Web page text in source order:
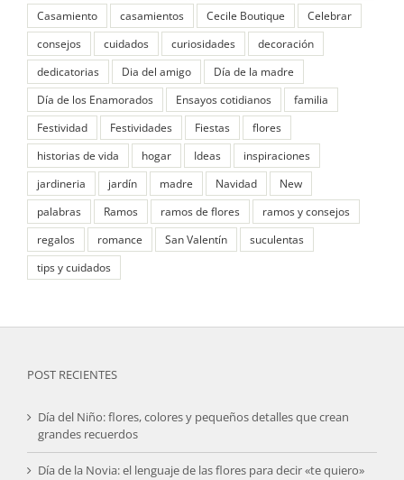
Casamiento
casamientos Cecile Boutique
Celebrar
consejos
cuidados curiosidades
decoración
dedicatorias
Dia del amigo
Día de la madre
Día de los Enamorados
Ensayos cotidianos
familia
Festividad
Festividades Fiestas
flores
historias de vida
hogar Ideas
inspiraciones
jardineria
jardín madre Navidad
New
palabras
Ramos ramos de flores
ramos y consejos
regalos
romance San Valentín
suculentas
tips y cuidados
POST RECIENTES
Día del Niño: flores, colores y pequeños detalles que crean
grandes recuerdos
Día de la Novia: el lenguaje de las flores para decir «te quiero»